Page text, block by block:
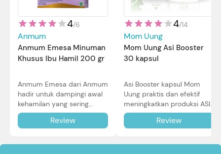
4/6
Anmum
Anmum Emesa Minuman
Khusus Ibu Hamil 200 gr
Anmum Emesa dari Anmum
hadir untuk dampingi awal
kehamilan yang sering
diiringi dengan mual dan
muntah. Simak reviewnya di
Review
4/14
Mom Uung
Mom Uung Asi Booster
30 kapsul
Asi Booster kapsul Mom
Uung praktis dan efektif
meningkatkan produksi ASI
Bunda untuk Si Kecil. Simak
review lengkapnya di sini.
Review